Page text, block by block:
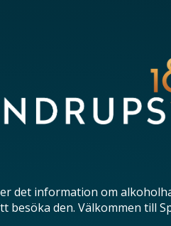
det information om
besöka den. Välkommen till